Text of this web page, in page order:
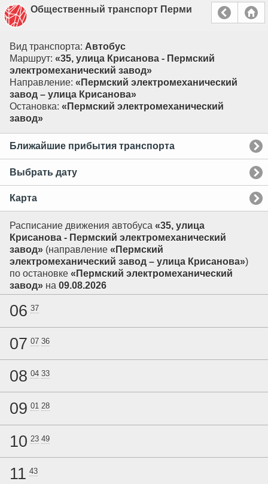
Общественный транспорт Перми
Вид транспорта: Автобус
Маршрут: «35, улица Крисанова - Пермский
электромеханический завод»
Направление: «Пермский электромеханический
завод – улица Крисанова»
Остановка: «Пермский электромеханический
завод»
Ближайшие прибытия транспорта
Выбрать дату
Карта
Расписание движения автобуса «35, улица
Крисанова - Пермский электромеханический
завод» (направление «Пермский
электромеханический завод – улица Крисанова»)
по остановке «Пермский электромеханический
завод» на 09.08.2026
06 37
07 07 36
08 04 33
09 01 28
10 23 49
11 43